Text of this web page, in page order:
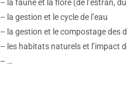
– la faune et la flore (de l’estran,
– la gestion et le cycle de l’eau
– la gestion et le compostage des
– les habitats naturels et l’impact
– …